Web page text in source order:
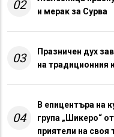
02
и мерак за Сурва
03
Празничен дух
на традиционния
04
В епицентъра на
група „Шикеро“
приятели на своя